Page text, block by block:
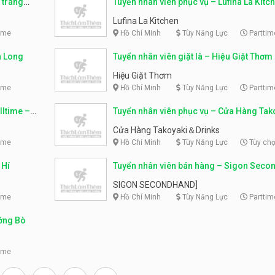
tráng
Tuyển nhân viên phục vụ – Lufina La
Lufina La Kitchen
Hồ Chí Minh Tùy Năng Lực
Long
Tuyển nhân viên giặt là – Hiệu Giặt Thơm
Hiệu Giặt Thơm
Hồ Chí Minh Tùy Năng Lực
–
Tuyển nhân viên phục vụ – Cửa Hàng
Drinks
Cửa Hàng Takoyaki＆Drinks
Hồ Chí Minh Tùy Năng Lực Tùy
Hí
Tuyển nhân viên bán hàng – Sigon
SIGON SECONDHAND]
Hồ Chí Minh Tùy Năng Lực
Bò